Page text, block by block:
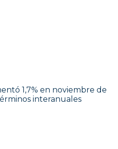
1,7% en noviembre de
interanuales